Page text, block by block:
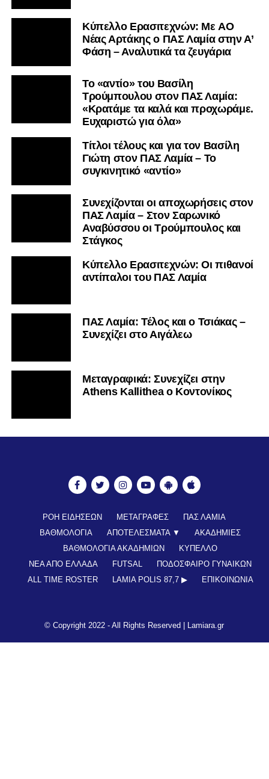
Kύπελλο Ερασιτεχνών: Με AO
Nέας Αρτάκης ο ΠΑΣ Λαμία στην Α’
Φάση – Αναλυτικά τα ζευγάρια
Το «αντίο» του Βασίλη
Τρούμπουλου στον ΠΑΣ Λαμία:
«Κρατάμε τα καλά και προχωράμε.
Ευχαριστώ για όλα»
Τίτλοι τέλους και για τον Βασίλη
Γιώτη στον ΠΑΣ Λαμία – Το
συγκινητικό «αντίο»
Συνεχίζονται οι αποχωρήσεις στον
ΠΑΣ Λαμία – Στον Σαρωνικό
Αναβύσσου οι Τρούμπουλος και
Στάγκος
Κύπελλο Ερασιτεχνών: Οι πιθανοί
αντίπαλοι του ΠΑΣ Λαμία
ΠΑΣ Λαμία: Τέλος και ο Τσιάκας –
Συνεχίζει στο Αιγάλεω
Mεταγραφικά: Συνεχίζει στην
Athens Kallithea ο Κοντονίκος
ΡΟΗ ΕΙΔΗΣΕΩΝ ΜΕΤΑΓΡΑΦΕΣ
ΠΑΣ ΛΑΜΙΑ
ΒΑΘΜΟΛΟΓΙΑ
ΑΠΟΤΕΛΕΣΜΑΤΑ ▼
ΑΚΑΔΗΜΙΕΣ
ΒΑΘΜΟΛΟΓΙΑ ΑΚΑΔΗΜΙΩΝ
ΚΥΠΕΛΛΟ
ΝΕΑ ΑΠΟ ΕΛΛΑΔΑ
FUTSAL
ΠΟΔΟΣΦΑΙΡΟ ΓΥΝΑΙΚΩΝ
ALL TIME ROSTER
LAMIA POLIS 87,7 ▶︎ ΕΠΙΚΟΙΝΩΝΊΑ
© Copyright 2022 - All Rights Reserved | Lamiara.gr